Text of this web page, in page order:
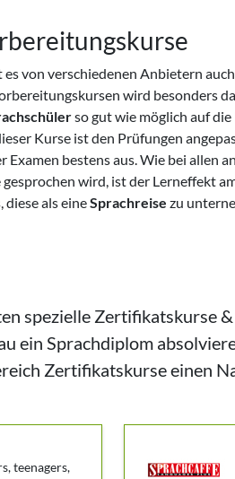
von verschiedenen Anbietern auch
wird besonders
so gut wie möglich auf
Kurse ist den Prüfungen
bestens aus. Wie bei allen
wird, ist der Lerneffekt
diese als eineSprachreise zu
spezielle Zertifikatskurse
ein Sprachdiplom
Zertifikatskurse einen
teenagers,